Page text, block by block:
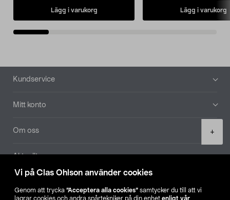
Vi på Clas Ohlson använder cookies
Genom att trycka ”Acceptera alla cookies” samtycker du till att vi
lagrar cookies och andra spårtekniker på din enhet enligt vår
+
Lägg i varukorg Lägg i varukorg
Sidfot
Kundservice
Mitt konto
Om oss
Aktuellt